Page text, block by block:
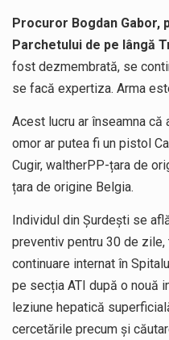
Procuror Bogdan Gabor,
Parchetului de pe lângă
fost dezmembrată, se
se facă expertiza. Arma
Acest lucru ar înseamna
omor ar putea fi un pistol
Cugir, waltherPP-țara de
țara de origine Belgia.
Individul din Șurdești se
preventiv pentru 30 de
continuare internat în
pe secția ATI după o nouă
leziune hepatică
cercetările precum și